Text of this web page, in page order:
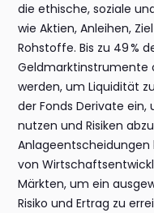
die ethische, soziale
wie Aktien, Anleihen,
Rohstoffe. Bis zu 49 %
Geldmarktinstrumente
werden, um Liquidität
der Fonds Derivate
nutzen und Risiken
von
Märkten, um ein
Risiko und Ertrag zu